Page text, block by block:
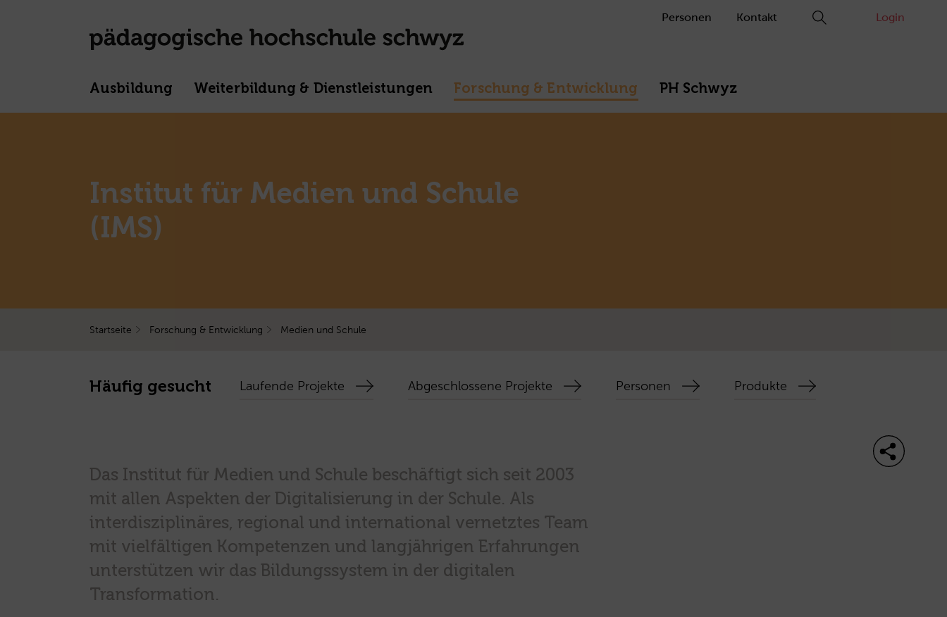
Personen Kontakt Login
Ausbildung Weiterbildung & Dienstleistungen Forschung & Entwicklung PH Schwyz
Institut für Medien und Schule
(IMS)
Startseite Forschung & Entwicklung Medien und Schule
Häufig gesucht Laufende Projekte Abgeschlossene Projekte Personen Produkte
Das Institut für Medien und Schule beschäftigt sich seit 2003
mit allen Aspekten der Digitalisierung in der Schule. Als
interdisziplinäres, regional und international vernetztes Team
mit vielfältigen Kompetenzen und langjährigen Erfahrungen
unterstützen wir das Bildungssystem in der digitalen
Transformation.